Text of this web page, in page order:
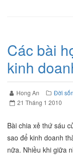
Các bài
kinh
Hong An Đời
21 Tháng 1 2010
Bài chia xẻ thứ sáu
sao để kinh doanh
nữa. Nhiều khi giữa